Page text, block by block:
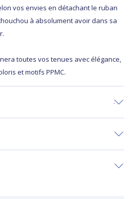
vos envies en détachant le ruban
à absolument avoir dans sa
toutes vos tenues avec élégance,
et motifs PPMC.